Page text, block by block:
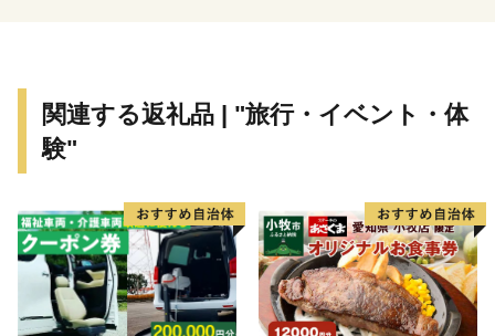
関連する返礼品 | "旅行・イベント・体
験"